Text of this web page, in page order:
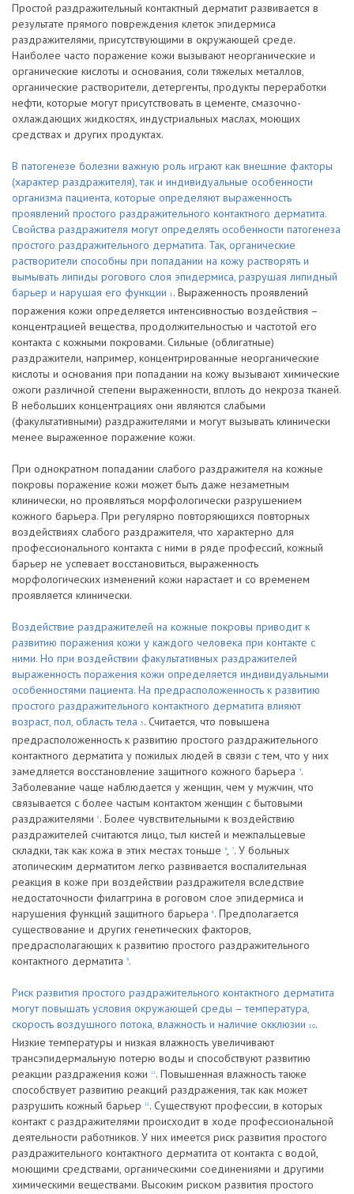
Простой раздражительный контактный дерматит развивается в
результате прямого повреждения клеток эпидермиса
раздражителями, присутствующими в окружающей среде.
Наиболее часто поражение кожи вызывают неорганические и
органические кислоты и основания, соли тяжелых металлов,
органические растворители, детергенты, продукты переработки
нефти, которые могут присутствовать в цементе, смазочно-
охлаждающих жидкостях, индустриальных маслах, моющих
средствах и других продуктах.
В патогенезе болезни важную роль играют как внешние факторы
(характер раздражителя), так и индивидуальные особенности
организма пациента, которые определяют выраженность
проявлений простого раздражительного контактного дерматита.
Свойства раздражителя могут определять особенности патогенеза
простого раздражительного дерматита. Так, органические
растворители способны при попадании на кожу растворять и
вымывать липиды рогового слоя эпидермиса, разрушая липидный
барьер и нарушая его функции 1 . Выраженность проявлений
поражения кожи определяется интенсивностью воздействия –
концентрацией вещества, продолжительностью и частотой его
контакта с кожными покровами. Сильные (облигатные)
раздражители, например, концентрированные неорганические
кислоты и основания при попадании на кожу вызывают химические
ожоги различной степени выраженности, вплоть до некроза тканей.
В небольших концентрациях они являются слабыми
(факультативными) раздражителями и могут вызывать клинически
менее выраженное поражение кожи.
При однократном попадании слабого раздражителя на кожные
покровы поражение кожи может быть даже незаметным
клинически, но проявляться морфологически разрушением
кожного барьера. При регулярно повторяющихся повторных
воздействиях слабого раздражителя, что характерно для
профессионального контакта с ними в ряде профессий, кожный
барьер не успевает восстановиться, выраженность
морфологических изменений кожи нарастает и со временем
проявляется клинически.
Воздействие раздражителей на кожные покровы приводит к
развитию поражения кожи у каждого человека при контакте с
ними. Но при воздействии факультативных раздражителей
выраженность поражения кожи определяется индивидуальными
особенностями пациента. На предрасположенность к развитию
простого раздражительного контактного дерматита влияют
возраст, пол, область тела 3 . Считается, что повышена
предрасположенность к развитию простого раздражительного
контактного дерматита у пожилых людей в связи с тем, что у них
замедляется восстановление защитного кожного барьера
4.
Заболевание чаще наблюдается у женщин, чем у мужчин, что
связывается с более частым контактом женщин с бытовыми
раздражителями
5 . Более чувствительными к воздействию
раздражителей считаются лицо, тыл кистей и межпальцевые
складки, так как кожа в этих местах тоньше
6, 7. У больных
атопическим дерматитом легко развивается воспалительная
реакция в коже при воздействии раздражителя вследствие
недостаточности филаггрина в роговом слое эпидермиса и
нарушения функций защитного барьера
8 . Предполагается
существование и других генетических факторов,
предрасполагающих к развитию простого раздражительного
контактного дерматита
9.
Риск развития простого раздражительного контактного дерматита
могут повышать условия окружающей среды – температура,
скорость воздушного потока, влажность и наличие окклюзии 10.
Низкие температуры и низкая влажность увеличивают
трансэпидермальную потерю воды и способствуют развитию
реакции раздражения кожи
11 . Повышенная влажность также
способствует развитию реакций раздражения, так как может
разрушить кожный барьер
12 . Существуют профессии, в которых
контакт с раздражителями происходит в ходе профессиональной
деятельности работников. У них имеется риск развития простого
раздражительного контактного дерматита от контакта с водой,
моющими средствами, органическими соединениями и другими
химическими веществами. Высоким риском развития простого